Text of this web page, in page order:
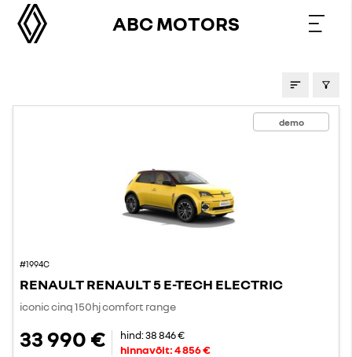
ABC MOTORS
demo
#1994C
RENAULT RENAULT 5 E-TECH ELECTRIC
iconic cinq 150hj comfort range
33 990 € hind:38 846 €
hinnavõit:4 856 €